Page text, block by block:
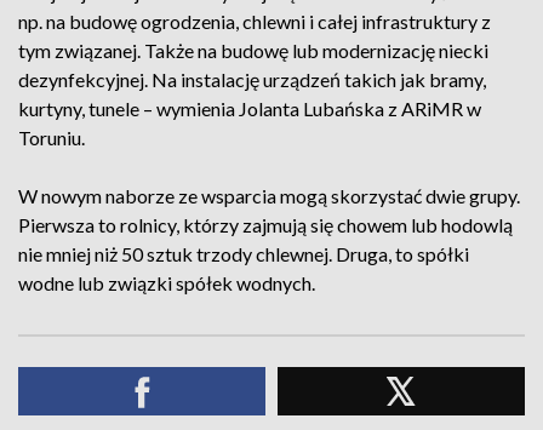
np. na budowę ogrodzenia, chlewni i całej infrastruktury z
tym związanej. Także na budowę lub modernizację niecki
dezynfekcyjnej. Na instalację urządzeń takich jak bramy,
kurtyny, tunele – wymienia Jolanta Lubańska z ARiMR w
Toruniu.
W nowym naborze ze wsparcia mogą skorzystać dwie grupy.
Pierwsza to rolnicy, którzy zajmują się chowem lub hodowlą
nie mniej niż 50 sztuk trzody chlewnej. Druga, to spółki
wodne lub związki spółek wodnych.